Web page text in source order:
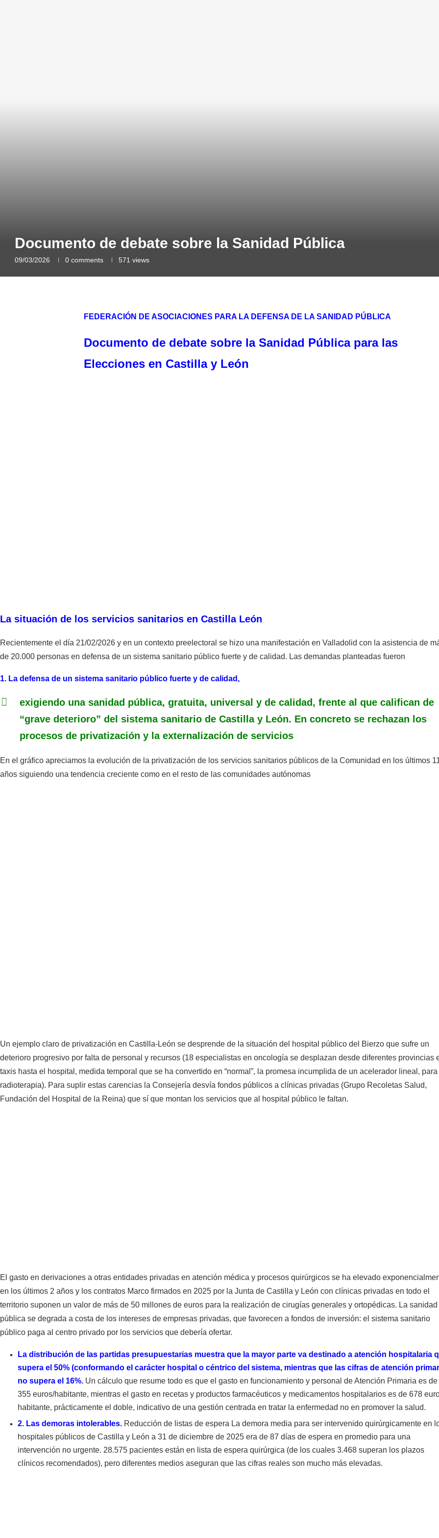
Documento de debate sobre la Sanidad Pública
09/03/2026 0 comments 571 views
FEDERACIÓN DE ASOCIACIONES PARA LA DEFENSA DE LA SANIDAD PÚBLICA
Documento de debate sobre la Sanidad Pública para las
Elecciones en Castilla y León
La situación de los servicios sanitarios en Castilla León
Recientemente el día 21/02/2026 y en un contexto preelectoral se hizo una manifestación en Valladolid con la asistencia de
de 20.000 personas en defensa de un sistema sanitario público fuerte y de calidad. Las demandas planteadas fueron
1. La defensa de un sistema sanitario público fuerte y de calidad,
exigiendo una sanidad pública, gratuita, universal y de calidad, frente al que califican de
“grave deterioro” del sistema sanitario de Castilla y León. En concreto se rechazan los
procesos de privatización y la externalización de servicios
En el gráfico apreciamos la evolución de la privatización de los servicios sanitarios públicos de la Comunidad en los últimos
años siguiendo una tendencia creciente como en el resto de las comunidades autónomas
Un ejemplo claro de privatización en Castilla-León se desprende de la situación del hospital público del Bierzo que sufre un
deterioro progresivo por falta de personal y recursos (18 especialistas en oncología se desplazan desde diferentes provincias
taxis hasta el hospital, medida temporal que se ha convertido en “normal”, la promesa incumplida de un acelerador lineal, para
radioterapia). Para suplir estas carencias la Consejería desvía fondos públicos a clínicas privadas (Grupo Recoletas Salud,
Fundación del Hospital de la Reina) que sí que montan los servicios que al hospital público le faltan.
El gasto en derivaciones a otras entidades privadas en atención médica y procesos quirúrgicos se ha elevado
en los últimos 2 años y los contratos Marco firmados en 2025 por la Junta de Castilla y León con clínicas privadas en todo el
territorio suponen un valor de más de 50 millones de euros para la realización de cirugías generales y ortopédicas. La sanidad
pública se degrada a costa de los intereses de empresas privadas, que favorecen a fondos de inversión: el sistema sanitario
público paga al centro privado por los servicios que debería ofertar.
La distribución de las partidas presupuestarias muestra que la mayor parte va destinado a atención hospitalaria
supera el 50% (conformando el carácter hospital o céntrico del sistema, mientras que las cifras de atención
no supera el 16%. Un cálculo que resume todo es que el gasto en funcionamiento y personal de Atención Primaria es de
355 euros/habitante, mientras el gasto en recetas y productos farmacéuticos y medicamentos hospitalarios es de 678
habitante, prácticamente el doble, indicativo de una gestión centrada en tratar la enfermedad no en promover la salud.
2. Las demoras intolerables. Reducción de listas de espera La demora media para ser intervenido quirúrgicamente en
hospitales públicos de Castilla y León a 31 de diciembre de 2025 era de 87 días de espera en promedio para una
intervención no urgente. 28.575 pacientes están en lista de espera quirúrgica (de los cuales 3.468 superan los plazos
clínicos recomendados), pero diferentes medios aseguran que las cifras reales son mucho más elevadas.